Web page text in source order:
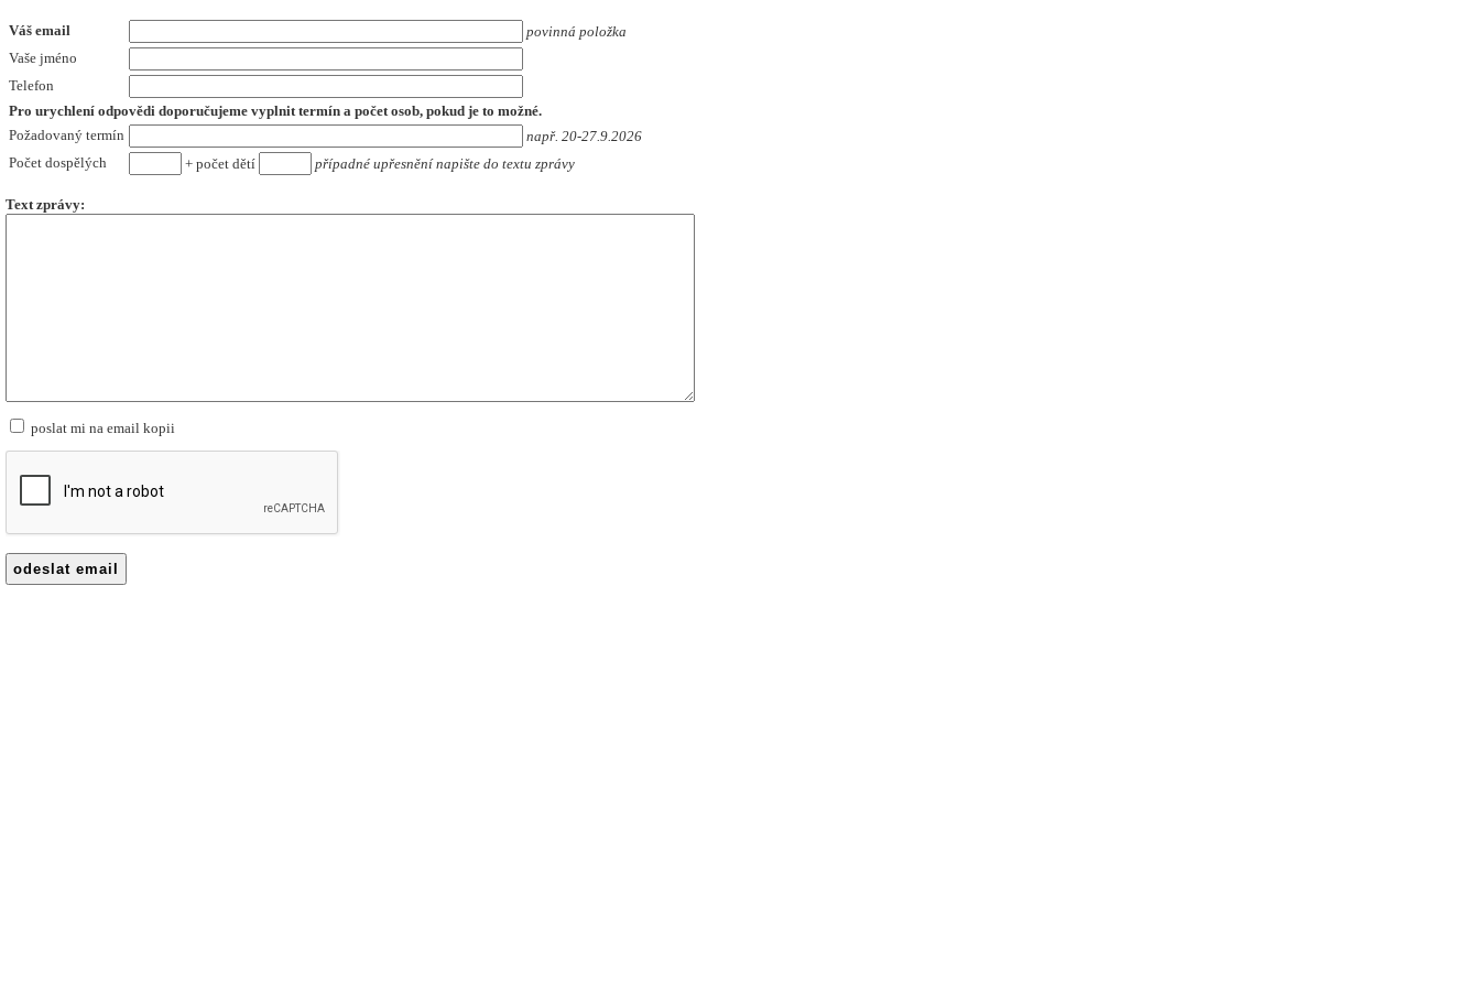
Váš email
povinná položka
Vaše jméno
Telefon
Pro urychlení odpovědi doporučujeme vyplnit termín a počet osob, pokud je to možné.
Požadovaný termín
např. 20-27.9.2026
Počet dospělých
+ počet dětí případné upřesnění napište do textu zprávy
Text zprávy:
poslat mi na email kopii